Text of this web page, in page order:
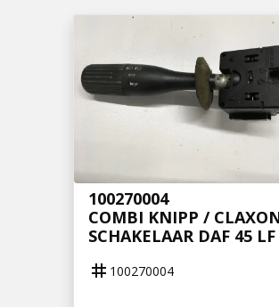
100270004
COMBI KNIPP /
SCHAKELAAR DAF 45 LF
tag 100270004